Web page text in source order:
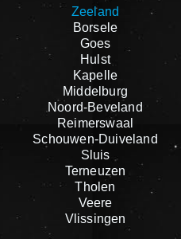
Zeeland
Borsele
Goes
Hulst
Kapelle
Middelburg
Noord-Beveland
Reimerswaal
Schouwen-Duiveland
Sluis
Terneuzen
Tholen
Veere
Vlissingen